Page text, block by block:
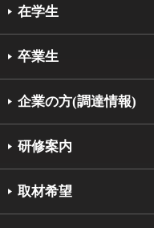
在学生
卒業生
企業の方(調達情報)
研修案内
取材希望